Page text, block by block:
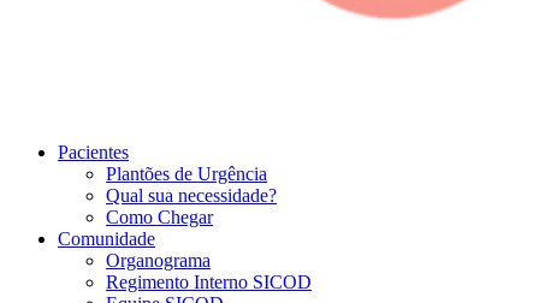
Pacientes
Plantões de Urgência
Qual sua necessidade?
Como Chegar
Comunidade
Organograma
Regimento Interno SICOD